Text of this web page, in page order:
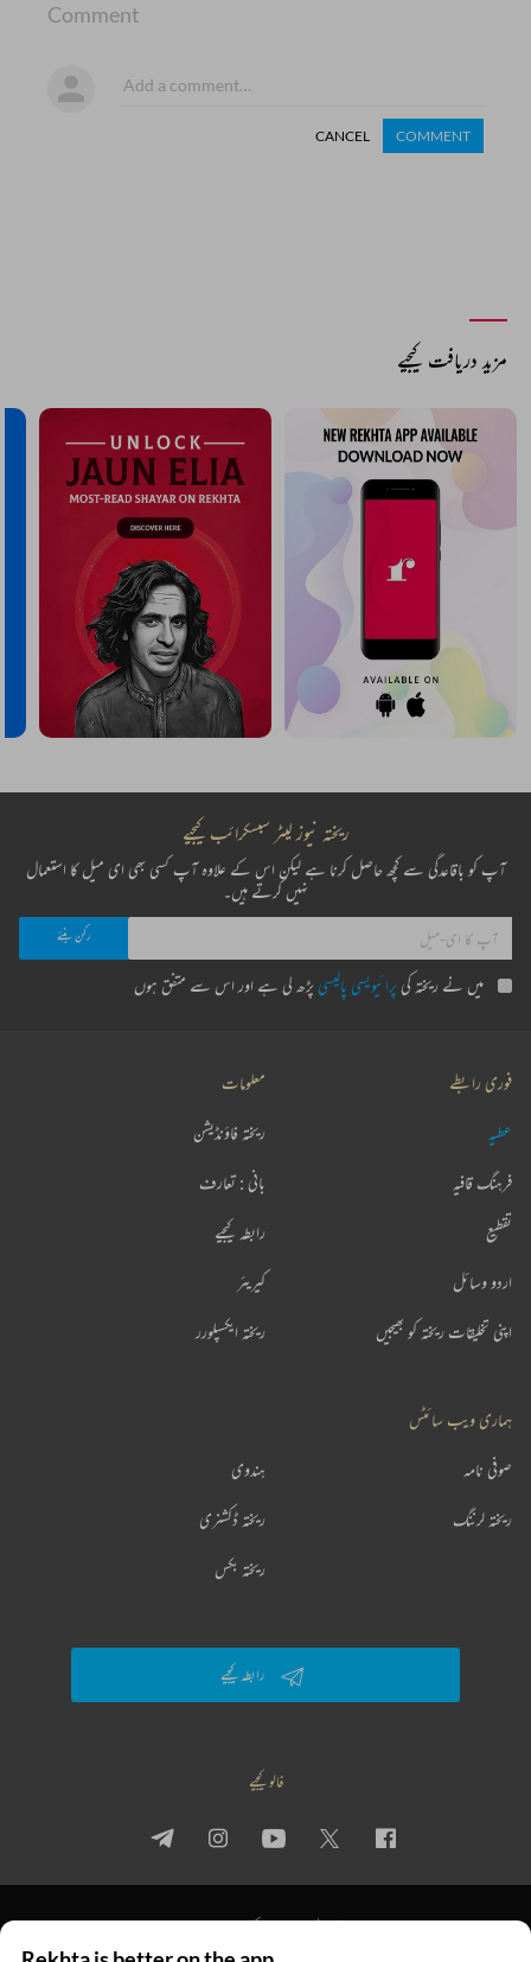
Comment
CANCEL COMMENT
مزید دریافت کیجیے
ریختہ نیوز لیٹر سبسکرائب کیجیے
آپ کو باقاعدگی سے کچھ حاصل کرنا ہے لیکن اس کے علاوہ آپ کسی بھی ای میل کا استعمال
نہیں کرتے ہیں۔
میں نے ریختہ کی پرائیویسی پالیسی پڑھ لی ہے اور اس سے متفق ہوں
فوری رابطے
عطیہ
فرہنگ قافیہ
تقطیع
اردو وسائل
اپنی تخلیقات ریختہ کو بھیجیں
معلومات
ریختہ فاؤنڈیشن
بانی : تعارف
رابطہ کیجیے
کیریئر
ریختہ ایکسپلورر
ہماری ویب سائٹس
ہندوی صوفی نامہ
ریختہ ڈکشنری ریختہ لرننگ
ریختہ بکس
رابطہ کیجیے
فالو کیجیے